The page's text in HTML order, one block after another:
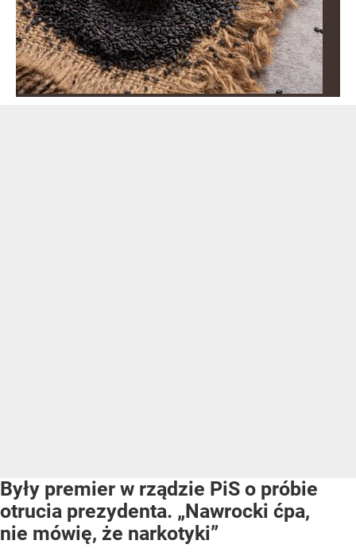
Były premier w rządzie PiS o próbie
otrucia prezydenta. „Nawrocki ćpa,
nie mówię, że narkotyki”